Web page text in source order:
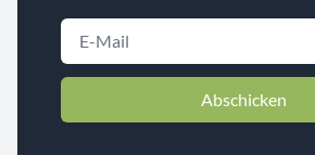
Abschicken